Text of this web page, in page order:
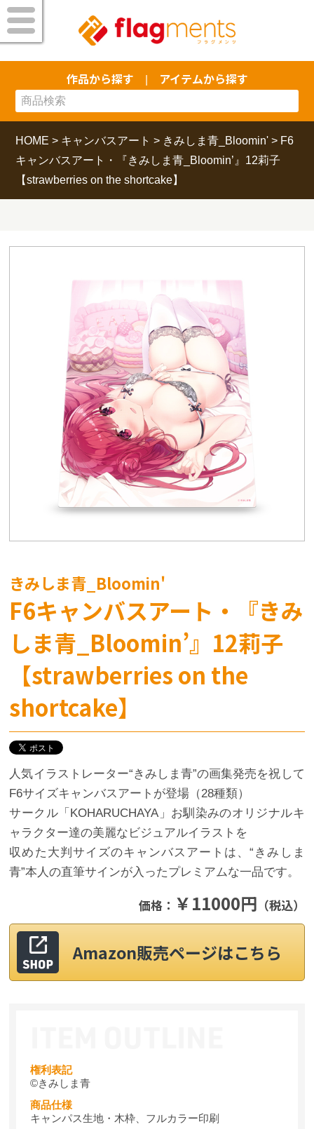
作品から探す アイテムから探す
HOME > キャンバスアート > きみしま青_Bloomin' > F6
キャンバスアート・『きみしま青_Bloomin’』12莉子
【strawberries on the shortcake】
きみしま青_Bloomin'
F6キャンバスアート・『きみ
しま青_Bloomin’』12莉子
【strawberries on the
shortcake】
人気イラストレーター“きみしま青”の画集発売を祝して
F6サイズキャンバスアートが登場（28種類）
サークル「KOHARUCHAYA」お馴染みのオリジナルキ
ャラクター達の美麗なビジュアルイラストを
収めた大判サイズのキャンバスアートは、“きみしま
青”本人の直筆サインが入ったプレミアムな一品です。
価格： ￥11000円 （税込）
Amazon販売ページはこちら
権利表記
©きみしま青
商品仕様
キャンパス生地・木枠、フルカラー印刷